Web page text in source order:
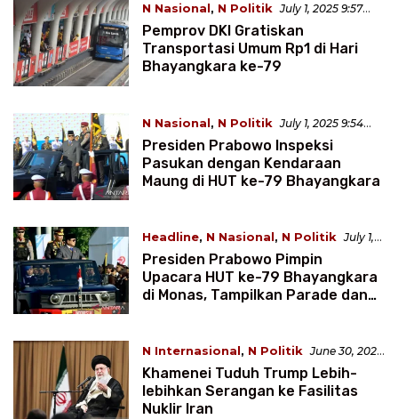
N Nasional, N Politik July 1, 2025 9:57
WIB
Pemprov DKI Gratiskan
Transportasi Umum Rp1 di Hari
Bhayangkara ke-79
N Nasional, N Politik July 1, 2025 9:54
WIB
Presiden Prabowo Inspeksi
Pasukan dengan Kendaraan
Maung di HUT ke-79 Bhayangkara
Headline, N Nasional, N Politik July 1,
2025 9:51 WIB
Presiden Prabowo Pimpin
Upacara HUT ke-79 Bhayangkara
di Monas, Tampilkan Parade dan
N Internasional, N Politik June 30, 2025
2:26 WIB
Khamenei Tuduh Trump Lebih-
lebihkan Serangan ke Fasilitas
Nuklir Iran